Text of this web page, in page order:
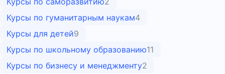
Курсы по гуманитарным наукам4
Курсы для детей9
Курсы по школьному образованию11
Курсы по бизнесу и менеджменту2